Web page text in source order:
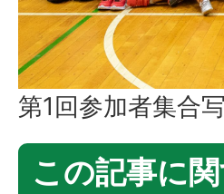
第1回参加者集合
この記事に